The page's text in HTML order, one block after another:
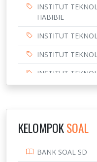
INSTITUT
HABIBIE
INSTITUT
INSTITUT
INSTITUT
NOVEMBER
KELOMPOKSOAL
BANK SOAL SD